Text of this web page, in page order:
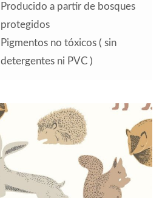
Producido a partir de bosques
protegidos
Pigmentos no tóxicos ( sin
detergentes ni PVC )